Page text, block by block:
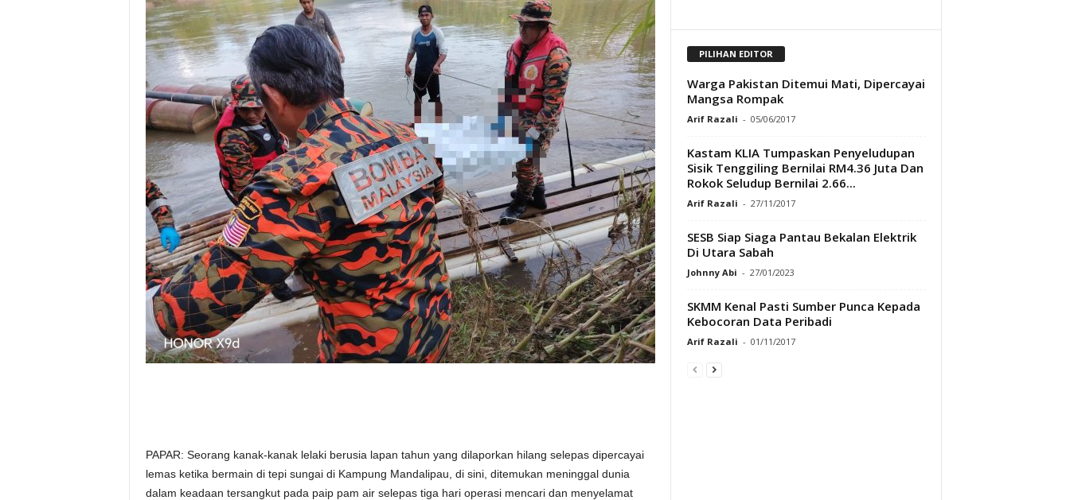
PAPAR: Seorang kanak-kanak lelaki berusia lapan tahun yang dilaporkan hilang selepas dipercayai
lemas ketika bermain di tepi sungai di Kampung Mandalipau, di sini, ditemukan meninggal dunia
dalam keadaan tersangkut pada paip pam air selepas tiga hari operasi mencari dan menyelamat
PILIHAN EDITOR
Warga Pakistan Ditemui Mati, Dipercayai
Mangsa Rompak
Arif Razali - 05/06/2017
Kastam KLIA Tumpaskan Penyeludupan
Sisik Tenggiling Bernilai RM4.36 Juta Dan
Rokok Seludup Bernilai 2.66...
Arif Razali - 27/11/2017
SESB Siap Siaga Pantau Bekalan Elektrik
Di Utara Sabah
Johnny Abi - 27/01/2023
SKMM Kenal Pasti Sumber Punca Kepada
Kebocoran Data Peribadi
Arif Razali - 01/11/2017